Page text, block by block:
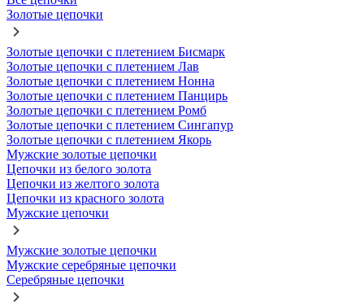
Золотые цепочки
Золотые цепочки с плетением Бисмарк
Золотые цепочки с плетением Лав
Золотые цепочки с плетением Нонна
Золотые цепочки с плетением Панцирь
Золотые цепочки с плетением Ромб
Золотые цепочки с плетением Сингапур
Золотые цепочки с плетением Якорь
Мужские золотые цепочки
Цепочки из белого золота
Цепочки из желтого золота
Цепочки из красного золота
Мужские цепочки
Мужские золотые цепочки
Мужские серебряные цепочки
Серебряные цепочки